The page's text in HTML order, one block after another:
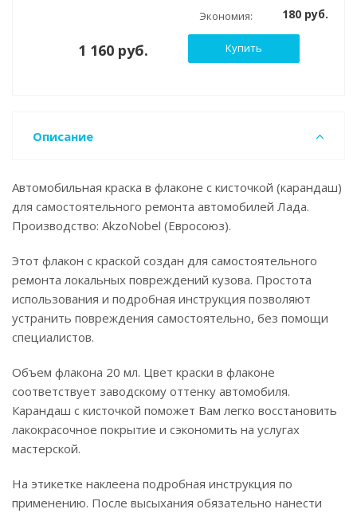
Экономия: 180 руб.
1 160 руб. Купить
Описание
Автомобильная краска в флаконе с кисточкой (карандаш)
для самостоятельного ремонта автомобилей Лада.
Производство: AkzoNobel (Евросоюз).
Этот флакон с краской создан для самостоятельного
ремонта локальных повреждений кузова. Простота
использования и подробная инструкция позволяют
устранить повреждения самостоятельно, без помощи
специалистов.
Объем флакона 20 мл. Цвет краски в флаконе
соответствует заводскому оттенку автомобиля.
Карандаш с кисточкой поможет Вам легко восстановить
лакокрасочное покрытие и сэкономить на услугах
мастерской.
На этикетке наклеена подробная инструкция по
применению. После высыхания обязательно нанести